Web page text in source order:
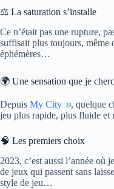
⚖️ La saturation s’installe
Ce n’était pas une rupture,
suffisait plus toujours, même
éphémères…
🌍 Une sensation que je
Depuis My City , quelque
jeu plus rapide, plus fluide et
🧠 Les premiers choix
2023, c’est aussi l’année
de jeux qui passent sans
style de jeu…